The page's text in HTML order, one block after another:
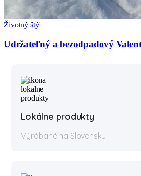
Životný štýl
Udržateľný a bezodpadový
Lokálne produkty
Výrábané na Slovensku